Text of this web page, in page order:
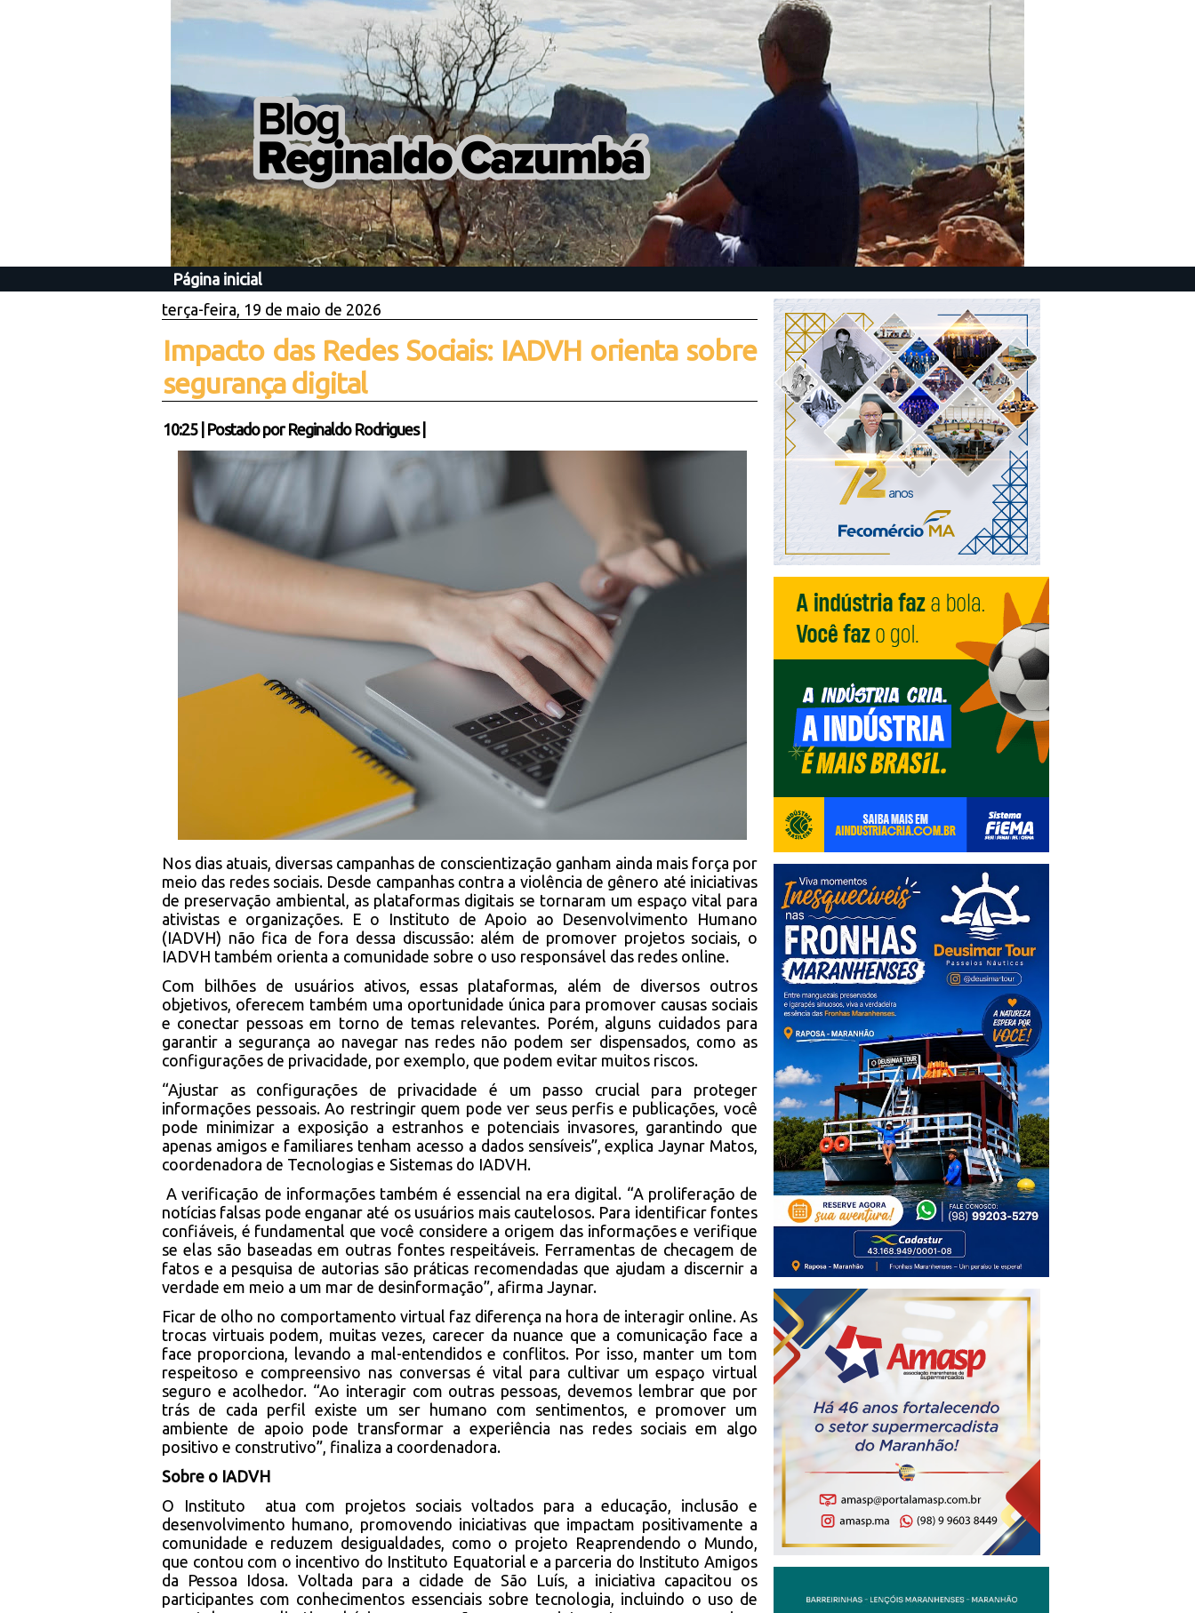
Página inicial
terça-feira, 19 de maio de 2026
Impacto das Redes Sociais: IADVH orienta sobre
segurança digital
10:25| Postado por Reginaldo Rodrigues
Nos dias atuais, diversas campanhas de conscientização ganham ainda mais força por
meio das redes sociais. Desde campanhas contra a violência de gênero até iniciativas
de preservação ambiental, as plataformas digitais se tornaram um espaço vital para
ativistas e organizações. E o Instituto de Apoio ao Desenvolvimento Humano
(IADVH) não fica de fora dessa discussão: além de promover projetos sociais, o
IADVH também orienta a comunidade sobre o uso responsável das redes online.
Com bilhões de usuários ativos, essas plataformas, além de diversos outros
objetivos, oferecem também uma oportunidade única para promover causas sociais
e conectar pessoas em torno de temas relevantes. Porém, alguns cuidados para
garantir a segurança ao navegar nas redes não podem ser dispensados, como as
configurações de privacidade, por exemplo, que podem evitar muitos riscos.
“Ajustar as configurações de privacidade é um passo crucial para proteger
informações pessoais. Ao restringir quem pode ver seus perfis e publicações, você
pode minimizar a exposição a estranhos e potenciais invasores, garantindo que
apenas amigos e familiares tenham acesso a dados sensíveis”, explica Jaynar Matos,
coordenadora de Tecnologias e Sistemas do IADVH.
A verificação de informações também é essencial na era digital. “A proliferação de
notícias falsas pode enganar até os usuários mais cautelosos. Para identificar fontes
confiáveis, é fundamental que você considere a origem das informações e verifique
se elas são baseadas em outras fontes respeitáveis. Ferramentas de checagem de
fatos e a pesquisa de autorias são práticas recomendadas que ajudam a discernir a
verdade em meio a um mar de desinformação”, afirma Jaynar.
Ficar de olho no comportamento virtual faz diferença na hora de interagir online. As
trocas virtuais podem, muitas vezes, carecer da nuance que a comunicação face a
face proporciona, levando a mal-entendidos e conflitos. Por isso, manter um tom
respeitoso e compreensivo nas conversas é vital para cultivar um espaço virtual
seguro e acolhedor. “Ao interagir com outras pessoas, devemos lembrar que por
trás de cada perfil existe um ser humano com sentimentos, e promover um
ambiente de apoio pode transformar a experiência nas redes sociais em algo
positivo e construtivo”, finaliza a coordenadora.
Sobre o IADVH
O Instituto atua com projetos sociais voltados para a educação, inclusão e
desenvolvimento humano, promovendo iniciativas que impactam positivamente a
comunidade e reduzem desigualdades, como o projeto Reaprendendo o Mundo,
que contou com o incentivo do Instituto Equatorial e a parceria do Instituto Amigos
da Pessoa Idosa. Voltada para a cidade de São Luís, a iniciativa capacitou os
participantes com conhecimentos essenciais sobre tecnologia, incluindo o uso de